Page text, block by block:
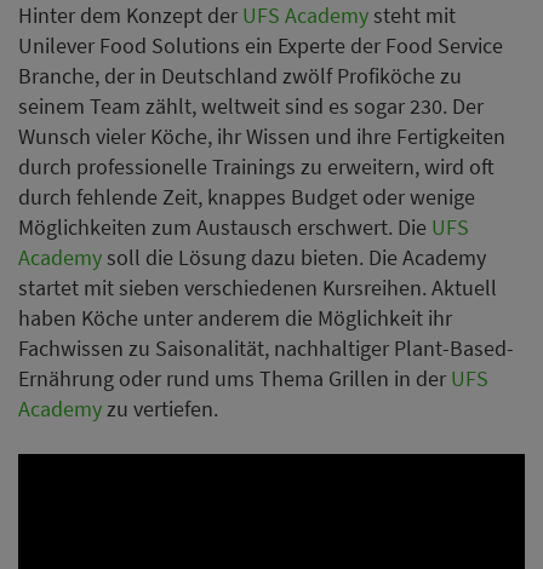
Hinter dem Konzept der UFS Academy steht mit
Unilever Food Solutions ein Experte der Food Service
Branche, der in Deutschland zwölf Profiköche zu
seinem Team zählt, weltweit sind es sogar 230. Der
Wunsch vieler Köche, ihr Wissen und ihre Fertigkeiten
durch professionelle Trainings zu erweitern, wird oft
durch fehlende Zeit, knappes Budget oder wenige
Möglichkeiten zum Austausch erschwert. Die UFS
Academy soll die Lösung dazu bieten. Die Academy
startet mit sieben verschiedenen Kursreihen. Aktuell
haben Köche unter anderem die Möglichkeit ihr
Fachwissen zu Saisonalität, nachhaltiger Plant-Based-
Ernährung oder rund ums Thema Grillen in der UFS
Academyzu vertiefen.